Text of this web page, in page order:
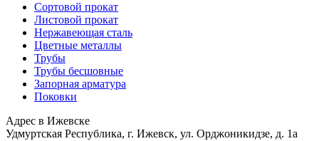
Сортовой прокат
Листовой прокат
Нержавеющая сталь
Цветные металлы
Трубы
Трубы бесшовные
Запорная арматура
Поковки
Адрес в Ижевске
Удмуртская Республика, г. Ижевск, ул. Орджоникидзе, д. 1а